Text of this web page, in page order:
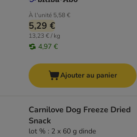
À l'unité 5,58 €
5,29 €
13,23 € / kg
4,97 €
Ajouter au panier
Carnilove Dog Freeze Dried
Snack
lot % : 2 x 60 g dinde